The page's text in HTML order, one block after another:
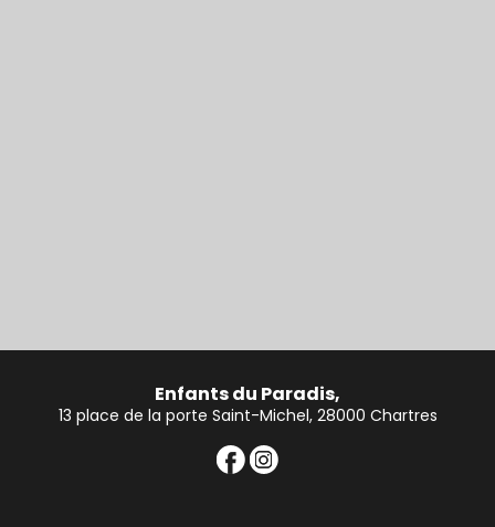
Enfants du Paradis,
13 place de la porte Saint-Michel, 28000 Chartres